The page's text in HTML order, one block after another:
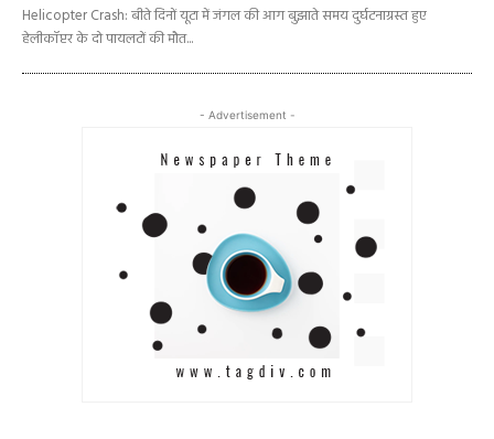
Helicopter Crash: बीते दिनों यूटा में जंगल की आग बुझाते समय दुर्घटनाग्रस्त हुए
हेलीकॉप्टर के दो पायलटों की मौत...
- Advertisement -